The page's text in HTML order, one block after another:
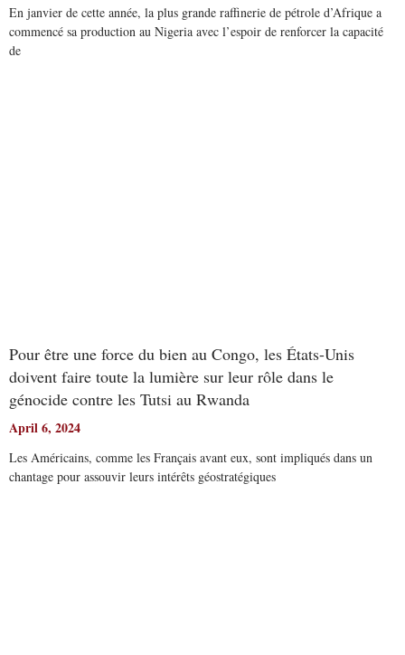
En janvier de cette année, la plus grande raffinerie de pétrole d’Afrique a
commencé sa production au Nigeria avec l’espoir de renforcer la capacité
de
Pour être une force du bien au Congo, les États-Unis
doivent faire toute la lumière sur leur rôle dans le
génocide contre les Tutsi au Rwanda
April 6, 2024
Les Américains, comme les Français avant eux, sont impliqués dans un
chantage pour assouvir leurs intérêts géostratégiques